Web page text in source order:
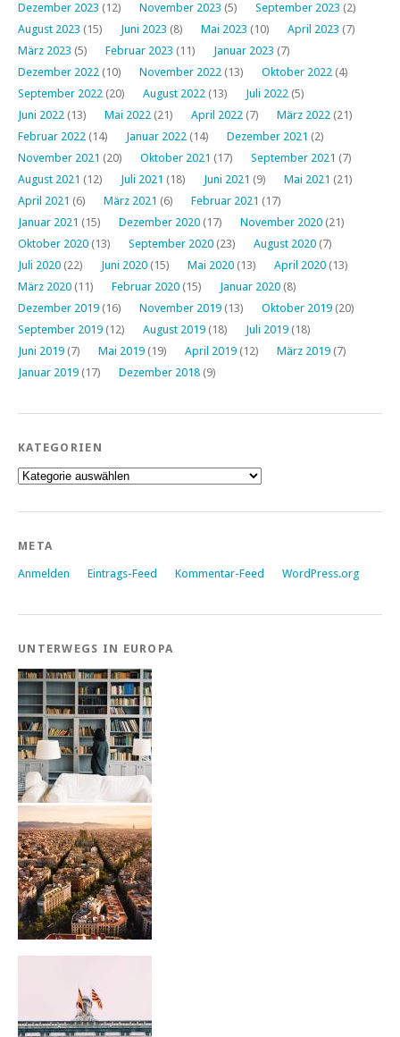
Dezember 2023 (12) November 2023 (5) September 2023 (2)
August 2023 (15) Juni 2023 (8) Mai 2023 (10) April 2023 (7)
März 2023 (5) Februar 2023 (11) Januar 2023 (7)
Dezember 2022 (10) November 2022 (13) Oktober 2022 (4)
September 2022 (20) August 2022 (13) Juli 2022 (5)
Juni 2022 (13) Mai 2022 (21) April 2022 (7) März 2022 (21)
Februar 2022 (14) Januar 2022 (14) Dezember 2021 (2)
November 2021 (20) Oktober 2021 (17) September 2021 (7)
August 2021 (12) Juli 2021 (18) Juni 2021 (9) Mai 2021 (21)
April 2021 (6) März 2021 (6) Februar 2021 (17)
Januar 2021 (15) Dezember 2020 (17) November 2020 (21)
Oktober 2020 (13) September 2020 (23) August 2020 (7)
Juli 2020 (22) Juni 2020 (15) Mai 2020 (13) April 2020 (13)
März 2020 (11) Februar 2020 (15) Januar 2020 (8)
Dezember 2019 (16) November 2019 (13) Oktober 2019 (20)
September 2019 (12) August 2019 (18) Juli 2019 (18)
Juni 2019 (7) Mai 2019 (19) April 2019 (12) März 2019 (7)
Januar 2019 (17) Dezember 2018 (9)
KATEGORIEN
Kategorien
META
Anmelden Eintrags-Feed Kommentar-Feed WordPress.org
UNTERWEGS IN EUROPA